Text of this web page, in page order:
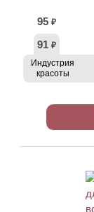
95 ₽
91 ₽
Индустрия
красоты